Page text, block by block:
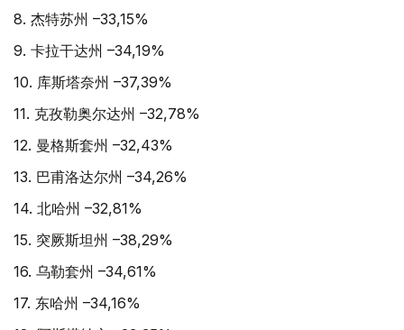
8. 杰特苏州 –33,15%
9. 卡拉干达州 –34,19%
10. 库斯塔奈州 –37,39%
11. 克孜勒奥尔达州 –32,78%
12. 曼格斯套州 –32,43%
13. 巴甫洛达尔州 –34,26%
14. 北哈州 –32,81%
15. 突厥斯坦州 –38,29%
16. 乌勒套州 –34,61%
17. 东哈州 –34,16%